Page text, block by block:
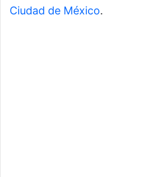
Ciudad de México.